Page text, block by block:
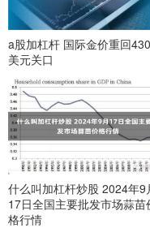
a股加杠杆 国际金价重回
美元关口
什么叫加杠杆炒股 2024年9
17日全国主要批发市场蒜苗
格行情